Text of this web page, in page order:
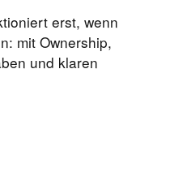
erst, wenn
mit Ownership,
und klaren